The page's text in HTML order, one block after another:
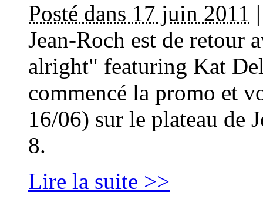
Posté dans 17 juin 2011
Jean-Roch est de retour
alright" featuring Kat
commencé la promo et
16/06) sur le plateau de
8.
Lire la suite >>